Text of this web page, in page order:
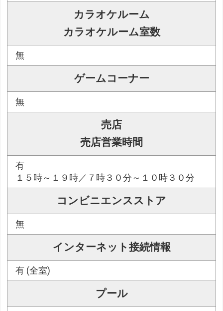
カラオケルーム
カラオケルーム室数
無
ゲームコーナー
無
売店
売店営業時間
有
１５時～１９時／７時３０分～１０時３０分
コンビニエンスストア
無
インターネット接続情報
有 (全室)
プール